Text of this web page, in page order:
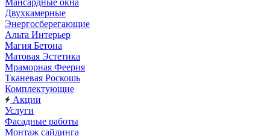
Мансардные окна
Двухкамерные
Энергосберегающие
Альта Интерьер
Магия Бетона
Матовая Эстетика
Мраморная Феерия
Тканевая Роскошь
Комплектующие
Акции
Услуги
Фасадные работы
Монтаж сайдинга